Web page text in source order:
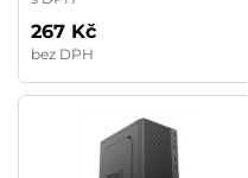
267 Kč
bez DPH